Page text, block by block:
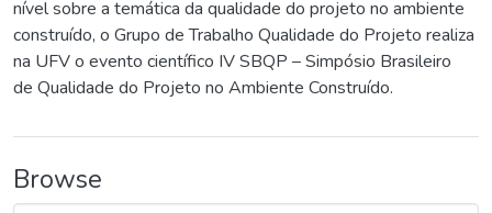
nível sobre a temática da qualidade do projeto no ambiente
construído, o Grupo de Trabalho Qualidade do Projeto realiza
na UFV o evento científico IV SBQP – Simpósio Brasileiro
de Qualidade do Projeto no Ambiente Construído.
Browse